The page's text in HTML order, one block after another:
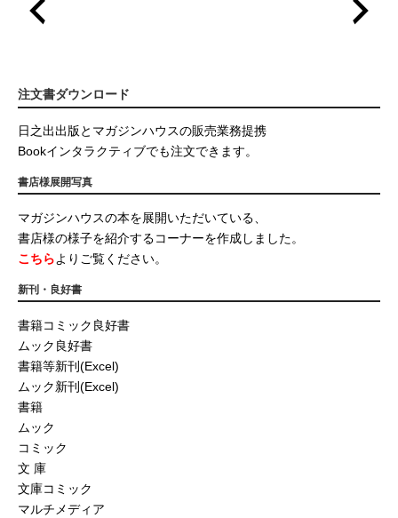
注文書ダウンロード
日之出出版とマガジンハウスの販売業務提携
Bookインタラクティブでも注文できます。
書店様展開写真
マガジンハウスの本を展開いただいている、
書店様の様子を紹介するコーナーを作成しました。
こちらよりご覧ください。
新刊・良好書
書籍コミック良好書
ムック良好書
書籍等新刊(Excel)
ムック新刊(Excel)
書籍
ムック
コミック
文 庫
文庫コミック
マルチメディア